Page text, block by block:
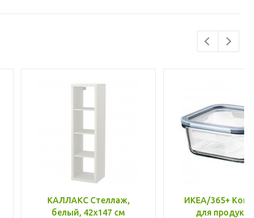
КАЛЛАКС Стеллаж,
белый, 42x147 см
ИКЕА/365+
для